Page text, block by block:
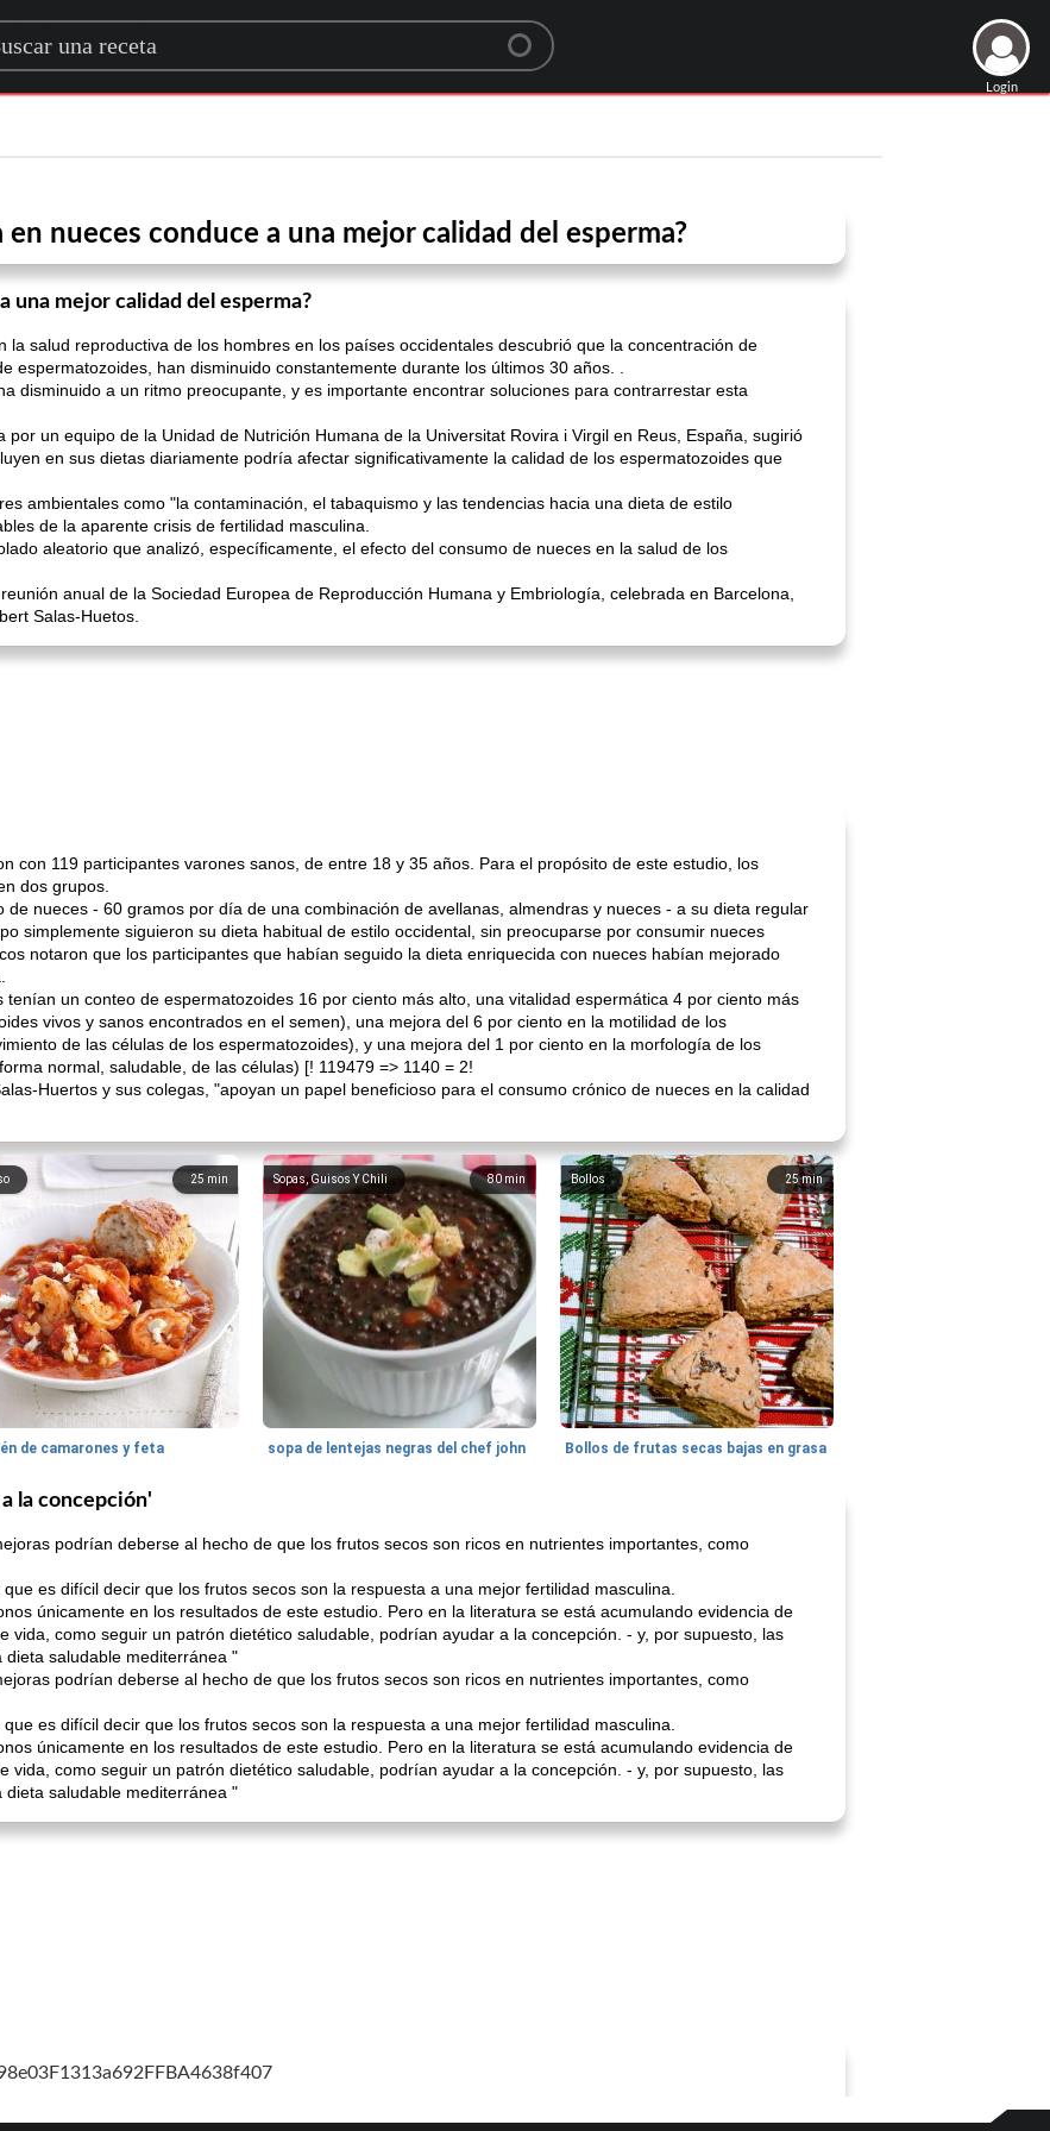
for a recipe
Login
en nueces conduce a una mejor calidad del esperma?
una mejor calidad del esperma?
la salud reproductiva de los hombres en los países occidentales descubrió que la concentración de
espermatozoides, han disminuido constantemente durante los últimos 30 años. .
disminuido a un ritmo preocupante, y es importante encontrar soluciones para contrarrestar esta
por un equipo de la Unidad de Nutrición Humana de la Universitat Rovira i Virgil en Reus, España, sugirió
en sus dietas diariamente podría afectar significativamente la calidad de los espermatozoides que
ambientales como "la contaminación, el tabaquismo y las tendencias hacia una dieta de estilo
de la aparente crisis de fertilidad masculina.
aleatorio que analizó, específicamente, el efecto del consumo de nueces en la salud de los
anual de la Sociedad Europea de Reproducción Humana y Embriología, celebrada en Barcelona,
Salas-Huetos.
con 119 participantes varones sanos, de entre 18 y 35 años. Para el propósito de este estudio, los
dos grupos.
nueces - 60 gramos por día de una combinación de avellanas, almendras y nueces - a su dieta regular
simplemente siguieron su dieta habitual de estilo occidental, sin preocuparse por consumir nueces
notaron que los participantes que habían seguido la dieta enriquecida con nueces habían mejorado
un conteo de espermatozoides 16 por ciento más alto, una vitalidad espermática 4 por ciento más
vivos y sanos encontrados en el semen), una mejora del 6 por ciento en la motilidad de los
de las células de los espermatozoides), y una mejora del 1 por ciento en la morfología de los
normal, saludable, de las células) [! 119479 => 1140 = 2!
Huertos y sus colegas, "apoyan un papel beneficioso para el consumo crónico de nueces en la calidad
25 min
de camarones y feta
80 min
Sopas, Guisos Y Chili
sopa de lentejas negras del chef john
25min
Bollos
Bollos de frutas secas bajas en grasa
la concepción'
podrían deberse al hecho de que los frutos secos son ricos en nutrientes importantes, como
es difícil decir que los frutos secos son la respuesta a una mejor fertilidad masculina.
únicamente en los resultados de este estudio. Pero en la literatura se está acumulando evidencia de
vida, como seguir un patrón dietético saludable, podrían ayudar a la concepción. - y, por supuesto, las
saludable mediterránea "
podrían deberse al hecho de que los frutos secos son ricos en nutrientes importantes, como
es difícil decir que los frutos secos son la respuesta a una mejor fertilidad masculina.
únicamente en los resultados de este estudio. Pero en la literatura se está acumulando evidencia de
vida, como seguir un patrón dietético saludable, podrían ayudar a la concepción. - y, por supuesto, las
saludable mediterránea "